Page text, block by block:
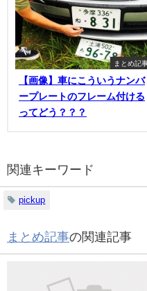
まとめ記
【画像】車にこういうナンバ
ープレートのフレーム付ける
ってどう？？？
関連キーワード
pickup
まとめ記事の関連記事